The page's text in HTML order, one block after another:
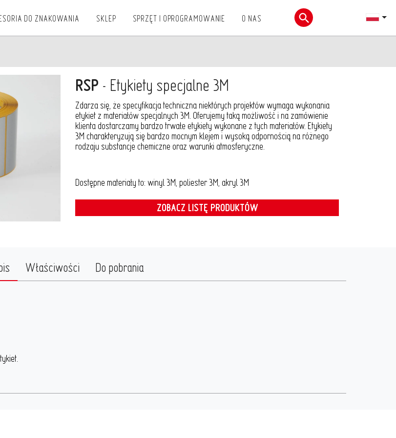
DO ZNAKOWANIA SKLEP SPRZĘT I OPROGRAMOWANIE
O NAS
Otwórz menu wyszukiwania
RSP - Etykiety specjalne 3M
Zdarza się, że specyfikacja techniczna niektórych projektów wymaga wykonania
etykiet z materiałów specjalnych 3M. Oferujemy taką możliwość i na zamówienie
klienta dostarczamy bardzo trwałe etykiety wykonane z tych materiałów. Etykiety
3M charakteryzują się bardzo mocnym klejem i wysoką odpornością na różnego
rodzaju substancje chemiczne oraz warunki atmosferyczne.
Dostępne materiały to: winyl 3M, poliester 3M, akryl 3M
ZOBACZ LISTĘ PRODUKTÓW
Właściwości Do pobrania